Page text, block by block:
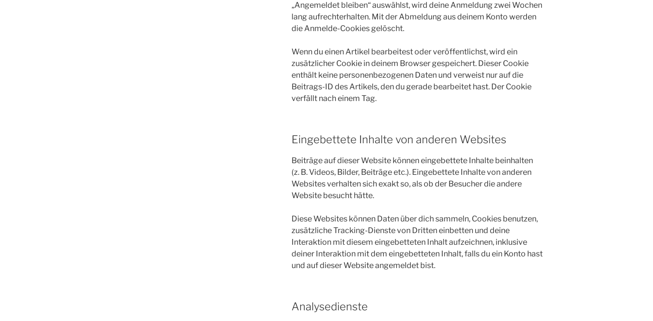
„Angemeldet bleiben“ auswählst, wird deine Anmeldung zwei Wochen
lang aufrechterhalten. Mit der Abmeldung aus deinem Konto werden
die Anmelde-Cookies gelöscht.
Wenn du einen Artikel bearbeitest oder veröffentlichst, wird ein
zusätzlicher Cookie in deinem Browser gespeichert. Dieser Cookie
enthält keine personenbezogenen Daten und verweist nur auf die
Beitrags-ID des Artikels, den du gerade bearbeitet hast. Der Cookie
verfällt nach einem Tag.
Eingebettete Inhalte von anderen Websites
Beiträge auf dieser Website können eingebettete Inhalte beinhalten
(z. B. Videos, Bilder, Beiträge etc.). Eingebettete Inhalte von anderen
Websites verhalten sich exakt so, als ob der Besucher die andere
Website besucht hätte.
Diese Websites können Daten über dich sammeln, Cookies benutzen,
zusätzliche Tracking-Dienste von Dritten einbetten und deine
Interaktion mit diesem eingebetteten Inhalt aufzeichnen, inklusive
deiner Interaktion mit dem eingebetteten Inhalt, falls du ein Konto hast
und auf dieser Website angemeldet bist.
Analysedienste